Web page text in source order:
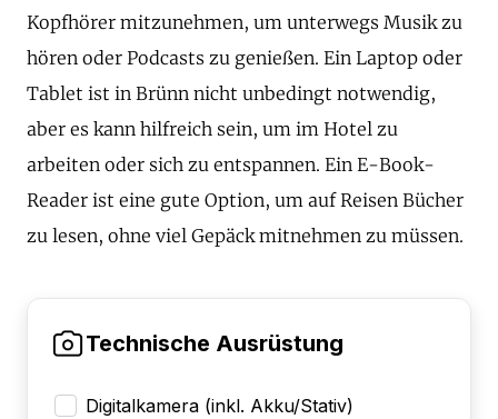
Kopfhörer mitzunehmen, um unterwegs Musik zu
hören oder Podcasts zu genießen. Ein Laptop oder
Tablet ist in Brünn nicht unbedingt notwendig,
aber es kann hilfreich sein, um im Hotel zu
arbeiten oder sich zu entspannen. Ein E-Book-
Reader ist eine gute Option, um auf Reisen Bücher
zu lesen, ohne viel Gepäck mitnehmen zu müssen.
Technische Ausrüstung
Digitalkamera (inkl. Akku/Stativ)